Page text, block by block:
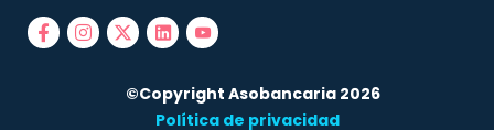
©Copyright Asobancaria 2026
Política de privacidad